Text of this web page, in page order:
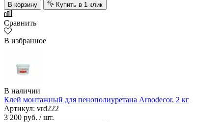
В корзину Купить в 1 клик
Сравнить
В избранное
В наличии
Клей монтажный для пенополиуретана Arnodecor, 2 кг
Артикул: vrd222
3 200 руб. / шт.